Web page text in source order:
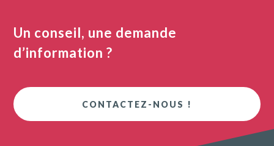
Un conseil, une demande
d’information ?
CONTACTEZ-NOUS !